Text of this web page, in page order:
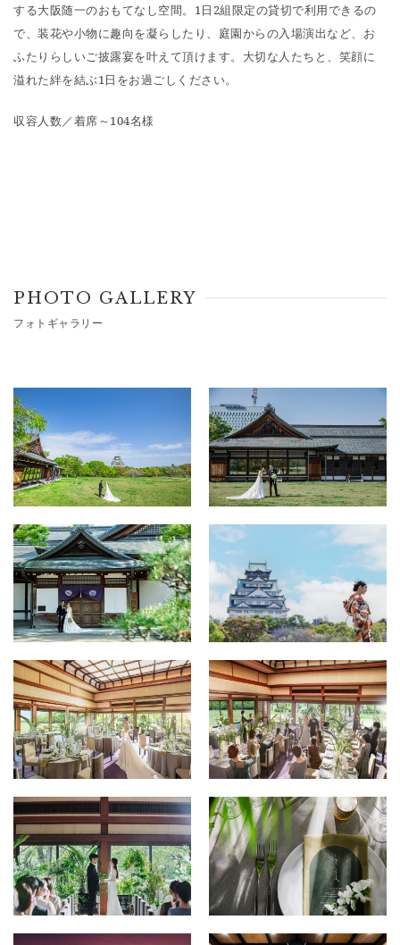
する大阪随一のおもてなし空間。1日2組限定の貸切で利用できるの
で、装花や小物に趣向を凝らしたり、庭園からの入場演出など、お
ふたりらしいご披露宴を叶えて頂けます。大切な人たちと、笑顔に
溢れた絆を結ぶ1日をお過ごしください。
収容人数／着席～104名様
PHOTO GALLERY
フォトギャラリー